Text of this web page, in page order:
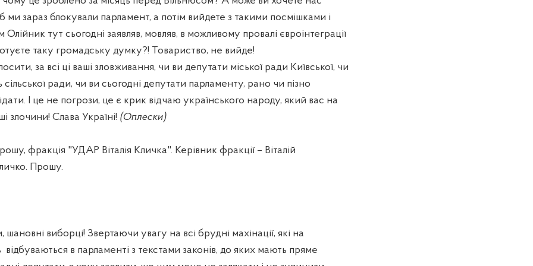
зараз блокували парламент, а потім вийдете з такими посмішками і
тут сьогодні заявляв, мовляв, в можливому провалі євроінтеграції
таку громадську думку?! Товариство, не вийде!
за всі ці ваші зловживання, чи ви депутати міської ради Київської, чи
сільської ради, чи ви сьогодні депутати парламенту, рано чи пізно
І це не погрози, це є крик відчаю українського народу, який вас на
злочини! Слава Україні! (Оплески)
фракція "УДАР Віталія Кличка". Керівник фракції – Віталій
Прошу.
виборці! Звертаючи увагу на всі брудні махінації, які на
відбуваються в парламенті з текстами законів, до яких мають пряме